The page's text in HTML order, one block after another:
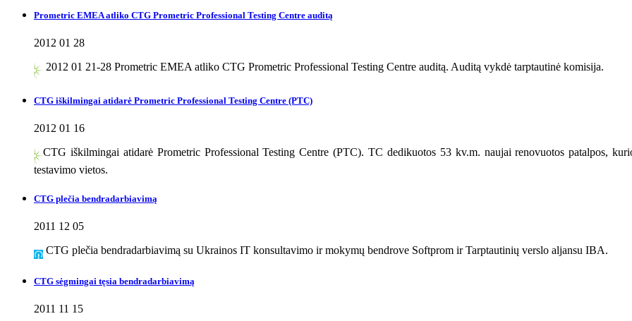
Prometric EMEA atliko CTG Prometric Professional Testing Centre auditą
2012 01 28
2012 01 21-28 Prometric EMEA atliko CTG Prometric Professional Testing Centre auditą. Auditą vykdė tarptautinė komisija.
CTG iškilmingai atidarė Prometric Professional Testing Centre (PTC)
2012 01 16
CTG iškilmingai atidarė Prometric Professional Testing Centre (PTC). TC dedikuotos 53 kv.m. naujai renovuotos patalpos,
testavimo vietos.
CTG plečia bendradarbiavimą
2011 12 05
CTG plečia bendradarbiavimą su Ukrainos IT konsultavimo ir mokymų bendrove Softprom ir Tarptautinių verslo aljansu IBA.
CTG sėgmingai tęsia bendradarbiavimą
2011 11 15